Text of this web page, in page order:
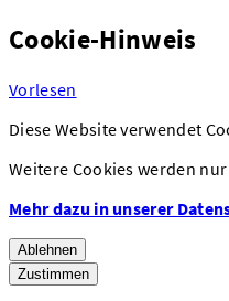
Cookie-Hinweis
Vorlesen
Diese Website verwendet
Weitere Cookies werden
Mehr dazu in unserer
Ablehnen
Zustimmen